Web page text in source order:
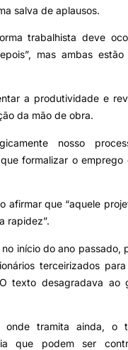
salva de aplausos.
trabalhista deve
mas ambas estão
a produtividade e
da mão de obra.
nosso
formalizar o emprego
afirmar que “aquele
rapidez”.
início do ano passado,
terceirizados
texto desagradava ao
tramita ainda, o
que podem ser